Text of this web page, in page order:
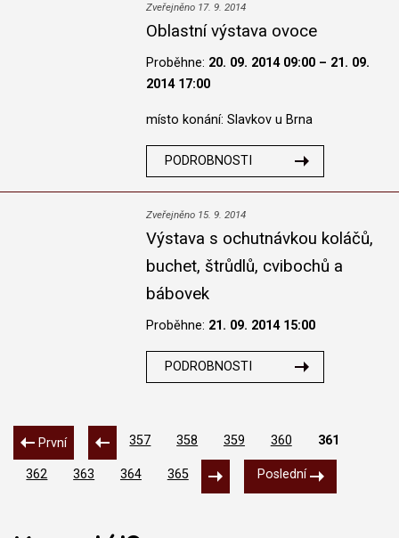
Zveřejněno 17. 9. 2014
Oblastní výstava ovoce
Proběhne: 20. 09. 2014 09:00 – 21. 09.
2014 17:00
místo konání: Slavkov u Brna
PODROBNOSTI
Zveřejněno 15. 9. 2014
Výstava s ochutnávkou koláčů,
buchet, štrůdlů, cvibochů a
bábovek
Proběhne: 21. 09. 2014 15:00
PODROBNOSTI
První 357 358 359 360 361
362 363 364 365 Poslední